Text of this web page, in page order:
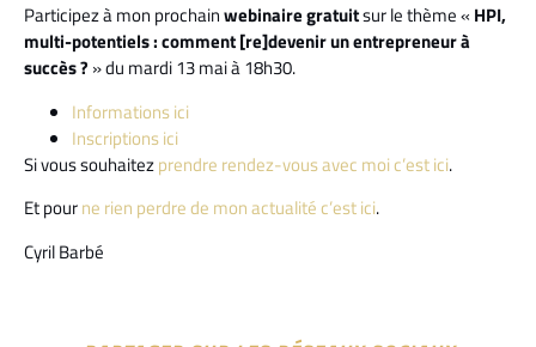
Participez à mon prochainwebinaire gratuitsur le thème « HPI,
multi-potentiels : comment [re]devenir un entrepreneur à
succès ? » du mardi 13 mai à 18h30.
Informations ici
Inscriptions ici
Si vous souhaitezprendre rendez-vous avec moi c’est ici.
Et pourne rien perdre de mon actualité c’est ici.
Cyril Barbé